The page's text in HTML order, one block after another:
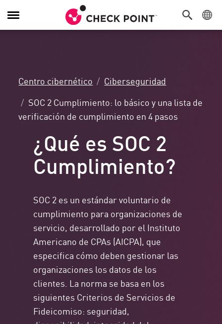
Alternar
navegación
Centro cibernético
Ciberseguridad
SOC 2 Cumplimiento: lo básico y una lista de
verificación de cumplimiento en 4 pasos
¿Qué es SOC 2
Cumplimiento?
SOC 2 es un estándar voluntario de
cumplimiento para organizaciones de
servicio, desarrollado por el Instituto
Americano de CPAs (AICPA), que
especifica cómo deben gestionar las
organizaciones los datos de los
clientes. La norma se basa en los
siguientes Criterios de Servicios de
Fideicomiso: seguridad,